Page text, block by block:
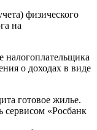
физического
на
налогоплательщика
о доходах в виде
готовое жилье.
сервисом «Росбанк